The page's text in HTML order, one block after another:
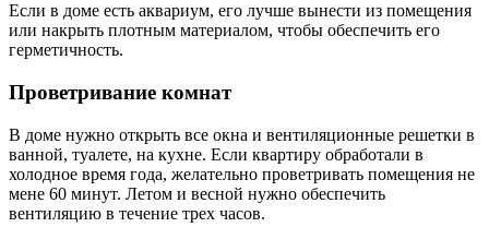
Если в доме есть аквариум, его лучше вынести из помещения
или накрыть плотным материалом, чтобы обеспечить его
герметичность.
Проветривание комнат
В доме нужно открыть все окна и вентиляционные решетки в
ванной, туалете, на кухне. Если квартиру обработали в
холодное время года, желательно проветривать помещения не
мене 60 минут. Летом и весной нужно обеспечить
вентиляцию в течение трех часов.